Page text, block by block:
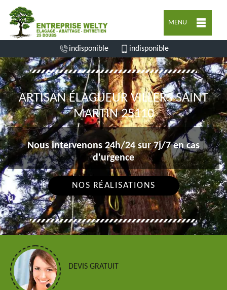
MENU
indisponible indisponible
ARTISAN ÉLAGUEUR VILLERS SAINT
MARTIN 25110
Nous intervenons 24h/24 sur 7j/7 en cas
d'urgence
NOS RÉALISATIONS
DEVIS GRATUIT